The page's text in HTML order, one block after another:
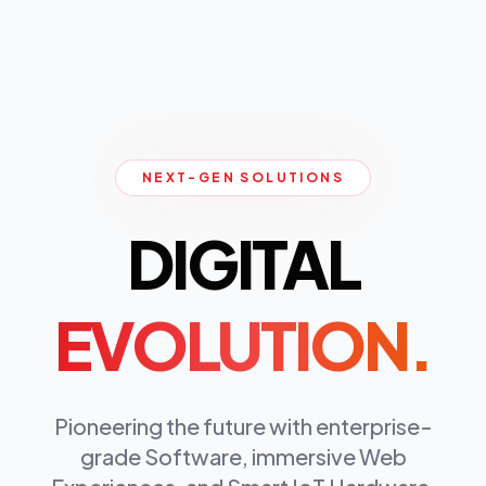
NEXT-GEN SOLUTIONS
DIGITAL
EVOLUTION.
Pioneering the future with enterprise-
grade Software, immersive Web